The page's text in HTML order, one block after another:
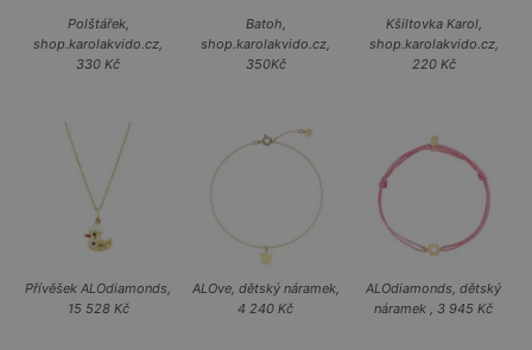
Polštářek,
shop.karolakvido.cz,
330 Kč
Batoh,
shop.karolakvido.cz,
350Kč
Kšiltovka Karol,
shop.karolakvido.cz,
220 Kč
Přívěšek ALOdiamonds,
15 528 Kč
ALOve, dětský náramek,
4 240 Kč
ALOdiamonds, dětský
náramek , 3 945 Kč